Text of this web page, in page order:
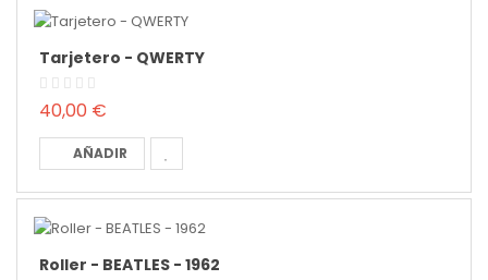
Tarjetero - QWERTY
40,00 €
AÑADIR
Roller - BEATLES - 1962